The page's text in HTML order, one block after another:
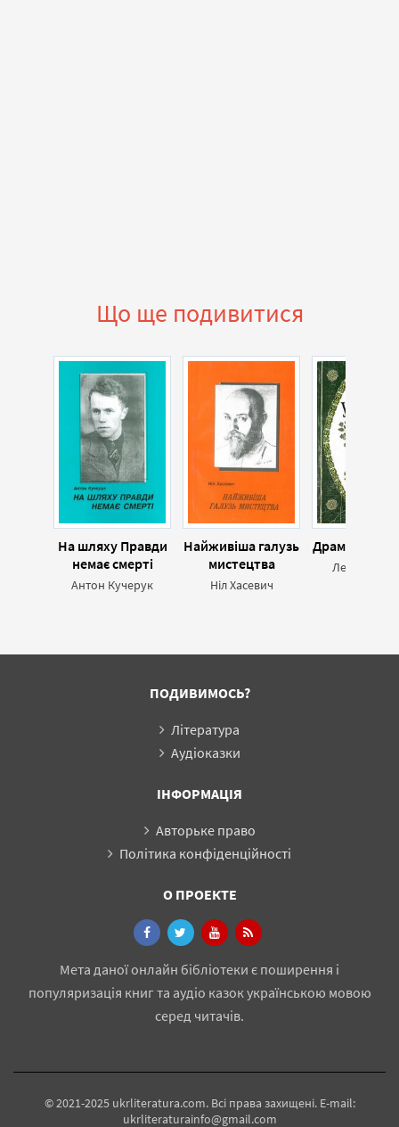
Що ще подивитися
На шляху Правди
немає смерті
Антон Кучерук
Найживіша галузь
мистецтва
Ніл Хасевич
Драматичні
Леся
ПОДИВИМОСЬ?
Література
Аудіоказки
ІНФОРМАЦІЯ
Авторьке право
Політика конфіденційності
О ПРОЕКТЕ
Мета даної онлайн бібліотеки є поширення і
популяризація книг та аудіо казок українською мовою
серед читачів.
© 2021-2025 ukrliteratura.com. Всі права захищені. E-mail:
ukrliteraturainfo@gmail.com